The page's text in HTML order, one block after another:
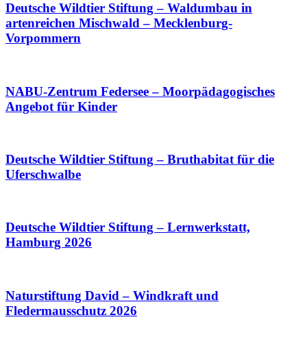
Deutsche Wildtier Stiftung – Waldumbau in
artenreichen Mischwald – Mecklenburg-
Vorpommern
NABU-Zentrum Federsee – Moorpädagogisches
Angebot für Kinder
Deutsche Wildtier Stiftung – Bruthabitat für die
Uferschwalbe
Deutsche Wildtier Stiftung – Lernwerkstatt,
Hamburg 2026
Naturstiftung David – Windkraft und
Fledermausschutz 2026